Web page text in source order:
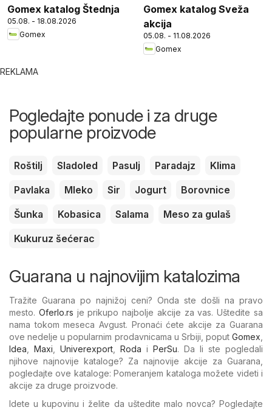
Gomex katalog Štednja
05.08. - 18.08.2026
Gomex
Gomex katalog Sveža
akcija
05.08. - 11.08.2026
Gomex
REKLAMA
Pogledajte ponude i za druge
popularne proizvode
Roštilj Sladoled Pasulj Paradajz
Klima
Pavlaka
Mleko Sir Jogurt
Borovnice
Šunka
Kobasica Salama
Meso za gulaš
Kukuruz šećerac
Guarana u najnovijim katalozima
Tražite Guarana po najnižoj ceni? Onda ste došli na pravo
mesto. Oferlo.rs je prikupo najbolje akcije za vas. Uštedite sa
nama tokom meseca Avgust. Pronaći ćete akcije za Guarana
ove nedelje u popularnim prodavnicama u Srbiji, poput Gomex
Idea
Maxi Univerexport Roda i PerSu. Da li ste pogledali
njihove najnovije kataloge? Za najnovije akcije za Guarana,
pogledajte ove kataloge: Pomeranjem kataloga možete videti i
akcije za druge proizvode.
Idete u kupovinu i želite da uštedite malo novca? Pogledajte